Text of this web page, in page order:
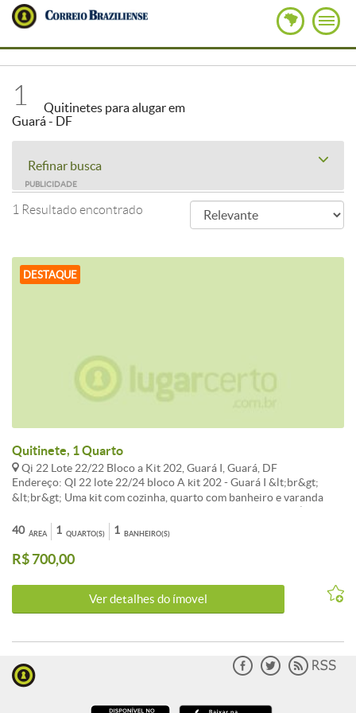
1
Quitinetes para alugar em
Guará - DF
Refinar busca
PUBLICIDADE
1 Resultado encontrado
DESTAQUE
Quitinete, 1 Quarto
Qi 22 Lote 22/22 Bloco a Kit 202, Guará I, Guará, DF
Endereço: QI 22 lote 22/24 bloco A kit 202 - Guará I &lt;br&gt;
&lt;br&gt; Uma kit com cozinha, quarto com banheiro e varanda
&lt;br&gt; &lt;br&gt; 061.3386-9000 &lt;br&gt; 061.99112-3703
ÁREA
40 QUARTO(S)
1 BANHEIRO(S)
1
R$ 700,00
Ver detalhes do ímovel